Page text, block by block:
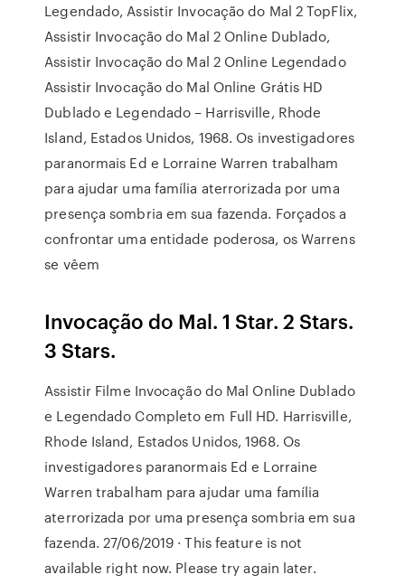
Legendado, Assistir Invocação do Mal 2 TopFlix,
Assistir Invocação do Mal 2 Online Dublado,
Assistir Invocação do Mal 2 Online Legendado
Assistir Invocação do Mal Online Grátis HD
Dublado e Legendado – Harrisville, Rhode
Island, Estados Unidos, 1968. Os investigadores
paranormais Ed e Lorraine Warren trabalham
para ajudar uma família aterrorizada por uma
presença sombria em sua fazenda. Forçados a
confrontar uma entidade poderosa, os Warrens
se vêem
Invocação do Mal. 1 Star. 2 Stars.
3 Stars.
Assistir Filme Invocação do Mal Online Dublado
e Legendado Completo em Full HD. Harrisville,
Rhode Island, Estados Unidos, 1968. Os
investigadores paranormais Ed e Lorraine
Warren trabalham para ajudar uma família
aterrorizada por uma presença sombria em sua
fazenda. 27/06/2019 · This feature is not
available right now. Please try again later.